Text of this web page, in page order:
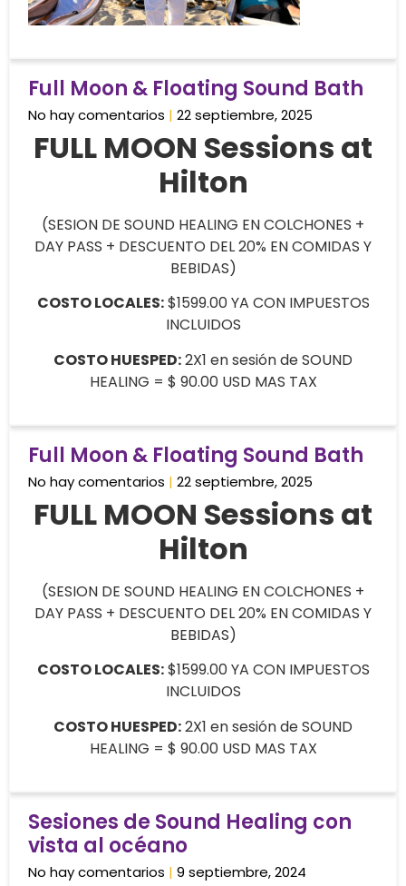
Full Moon & Floating Sound Bath
No hay comentarios 22 septiembre, 2025
FULL MOON Sessions at
Hilton
(SESION DE SOUND HEALING EN COLCHONES +
DAY PASS + DESCUENTO DEL 20% EN COMIDAS Y
BEBIDAS)
COSTO LOCALES:$1599.00 YA CON IMPUESTOS
INCLUIDOS
COSTO HUESPED:2X1 en sesión de SOUND
HEALING = $ 90.00 USD MAS TAX
Full Moon & Floating Sound Bath
No hay comentarios 22 septiembre, 2025
FULL MOON Sessions at
Hilton
(SESION DE SOUND HEALING EN COLCHONES +
DAY PASS + DESCUENTO DEL 20% EN COMIDAS Y
BEBIDAS)
COSTO LOCALES:$1599.00 YA CON IMPUESTOS
INCLUIDOS
COSTO HUESPED:2X1 en sesión de SOUND
HEALING = $ 90.00 USD MAS TAX
Sesiones de Sound Healing con
vista al océano
No hay comentarios 9 septiembre, 2024